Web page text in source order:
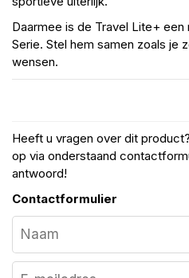
Daarmee is de Travel Lite+
Serie. Stel hem samen zoals je
wensen.
Heeft u vragen over dit
op via onderstaand
antwoord!
Contactformulier